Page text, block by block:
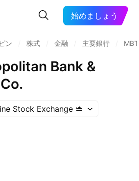
始めましょう
ン 株式 金融 主要銀行 MBT
Bank &
Stock Exchange